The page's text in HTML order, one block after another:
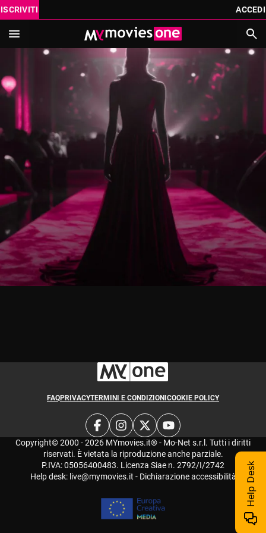
ACCEDI
ISCRIVITI
IN SCADENZA PROSSIMAMENTE CATALOGO
VAI AL CINEMA CON MYMOVIES ONE THEATRE
ISCRIVITIREGALA ACCEDI
MYMOVIES.IT
FAQPRIVACYTERMINI E CONDIZIONI COOKIE POLICY
Copyright© 2000 - 2026 MYmovies.it® - Mo-Net s.r.l. Tutti i diritti
riservati. È vietata la riproduzione anche parziale.
P.IVA: 05056400483. Licenza Siae n. 2792/I/2742
Help desk: live@mymovies.it - Dichiarazione accessibilità Help Desk